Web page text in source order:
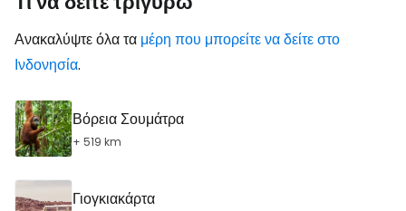
Ανακαλύψτε όλα τα μέρη που μπορείτε να δείτε στο
Ινδονησία.
Βόρεια Σουμάτρα
+ 519 km
Γιογκιακάρτα